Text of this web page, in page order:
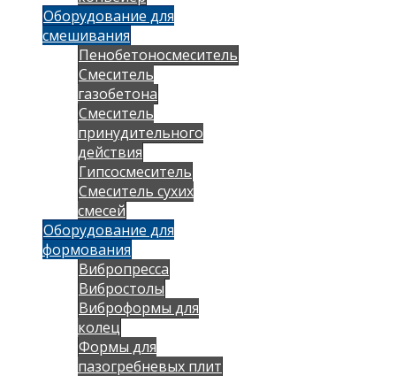
Оборудование для
смешивания
Пенобетоносмеситель
Смеситель
газобетона
Смеситель
принудительного
действия
Гипсосмеситель
Смеситель сухих
смесей
Оборудование для
формования
Вибропресса
Вибростолы
Виброформы для
колец
Формы для
пазогребневых плит